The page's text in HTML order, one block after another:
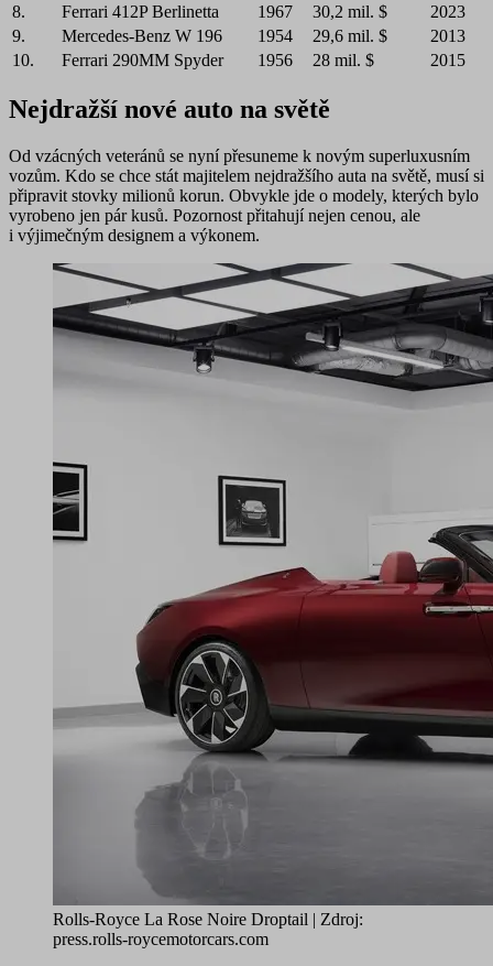
8.
Ferrari 412P Berlinetta 1967 30,2 mil. $
2023
9.
Mercedes-Benz W 196 1954 29,6 mil. $
2013
10.
Ferrari 290MM Spyder 1956 28 mil. $ 2015
Nejdražší nové auto na světě
Od vzácných veteránů se nyní přesuneme k novým superluxusním
vozům. Kdo se chce stát majitelem nejdražšího auta na světě, musí si
připravit stovky milionů korun. Obvykle jde o modely, kterých bylo
vyrobeno jen pár kusů. Pozornost přitahují nejen cenou, ale
i výjimečným designem a výkonem.
Rolls-Royce La Rose Noire Droptail | Zdroj:
press.rolls-roycemotorcars.com